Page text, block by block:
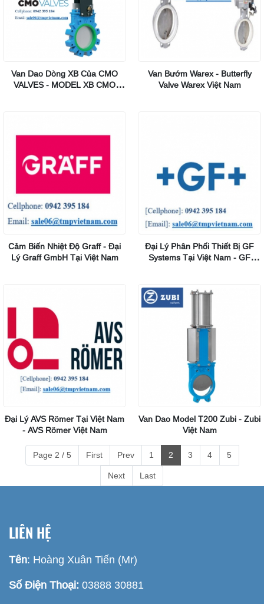
Van Dao Dòng XB Của CMO
VALVES - MODEL XB CMO
Van Bướm Warex - Butterfly
Valve Warex Việt Nam
Cảm Biến Nhiệt Độ Graff - Đại
Lý Graff GmbH Tại Việt Nam
Đại Lý Phân Phối Thiết Bị GF
Systems Tại Việt Nam - GF
Đại Lý AVS Römer Tại Việt Nam
- AVS Römer Việt Nam
Van Dao Model T200 Zubi - Zubi
Việt Nam
Page 2 / 5 First Prev 1 2 3 4 5
Next Last
LIÊN HỆ
Tên: Hoàng Xuân Tiến (Mr)
Số Điện Thoại: 03888 30881